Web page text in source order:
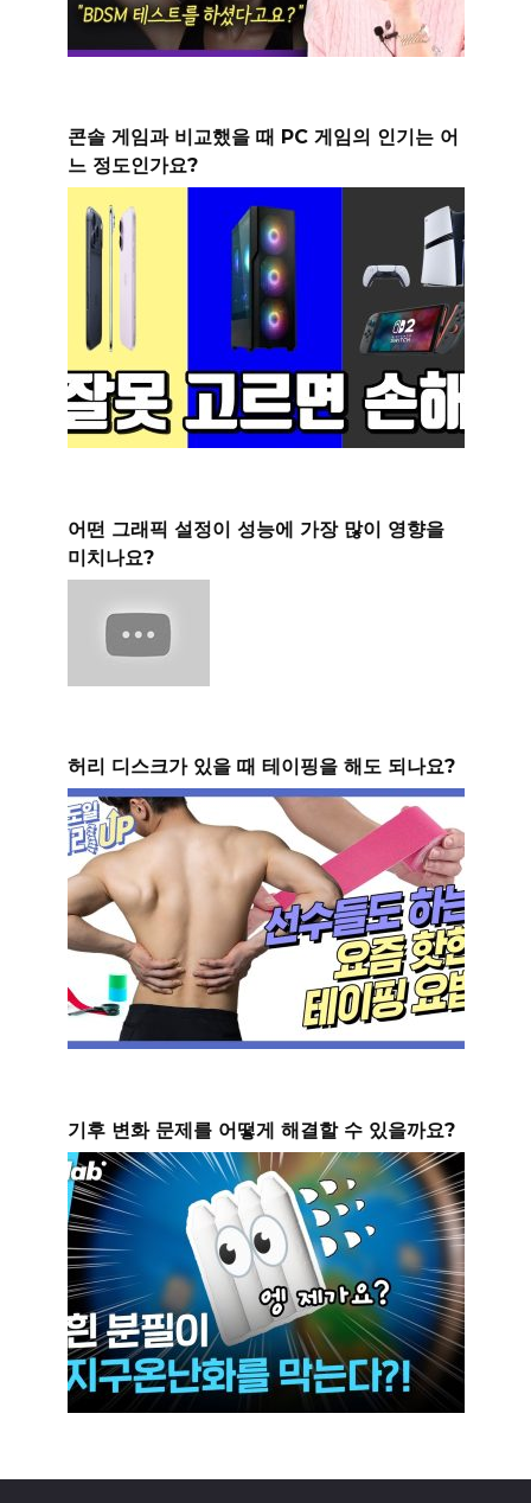
콘솔 게임과 비교했을 때 PC 게임의 인기는 어
느 정도인가요?
어떤 그래픽 설정이 성능에 가장 많이 영향을
미치나요?
허리 디스크가 있을 때 테이핑을 해도 되나요?
기후 변화 문제를 어떻게 해결할 수 있을까요?